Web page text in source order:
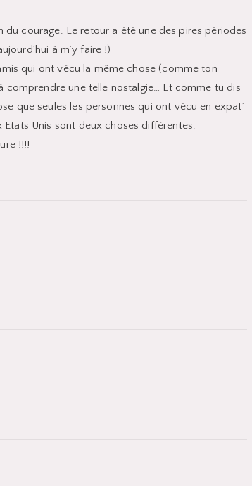
du courage. Le retour a été une des pires périodes
à m’y faire !)
qui ont vécu la même chose (comme ton
comprendre une telle nostalgie… Et comme tu dis
que seules les personnes qui ont vécu en expat’
Unis sont deux choses différentes.
!!!!